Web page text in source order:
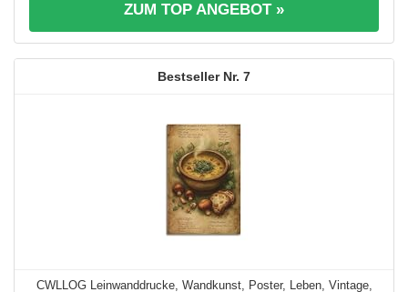
ZUM TOP ANGEBOT »
7
CWLLOG Leinwanddrucke, Wandkunst, Poster, Leben, Vintage,